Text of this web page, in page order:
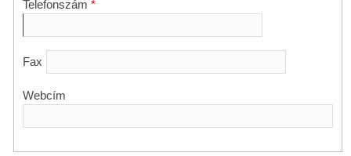
Telefonszám
Fax
Webcím